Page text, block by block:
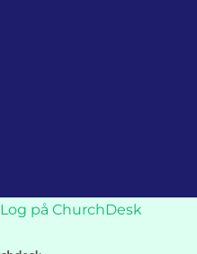
Log på ChurchDesk